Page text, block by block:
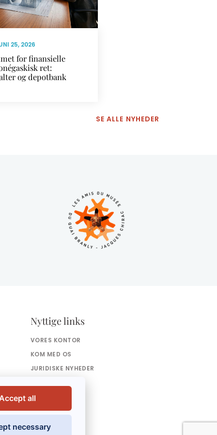
25, 2026
for finansielle
ret:
og depotbank
SE ALLE NYHEDER
Nyttige links
VORES KONTOR
KOM MED OS
JURIDISKE NYHEDER
KONTAKT
all
necessary